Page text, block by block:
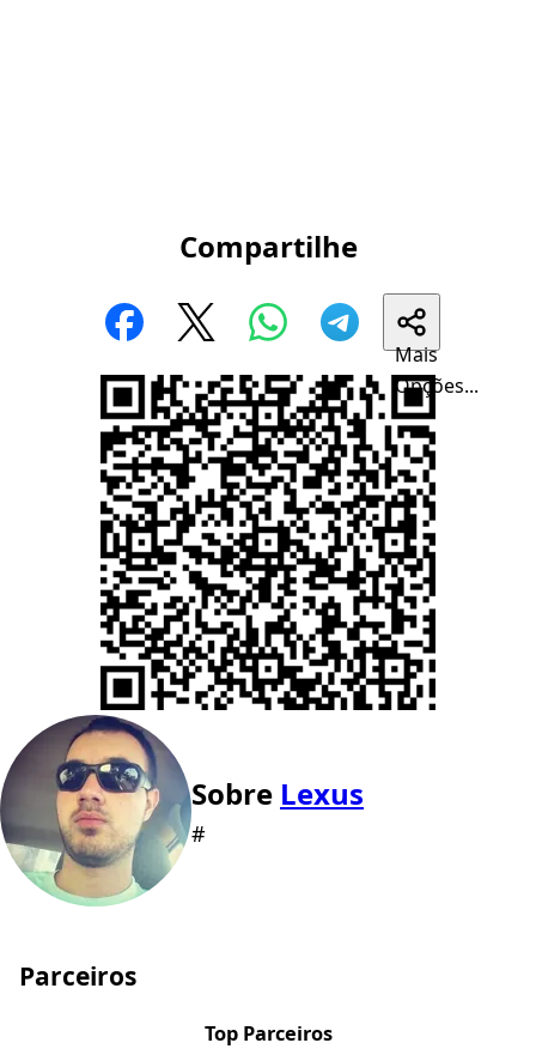
Compartilhe
Mais
Opções...
Sobre Lexus
#
Parceiros
Top Parceiros